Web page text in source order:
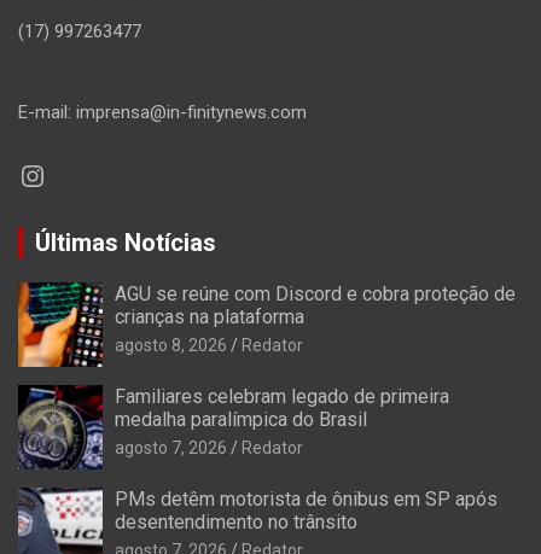
(17) 997263477
E-mail: imprensa@in-finitynews.com
Instagram
Últimas Notícias
AGU se reúne com Discord e cobra proteção de
crianças na plataforma
agosto 8, 2026 Redator
Familiares celebram legado de primeira
medalha paralímpica do Brasil
agosto 7, 2026 Redator
PMs detêm motorista de ônibus em SP após
desentendimento no trânsito